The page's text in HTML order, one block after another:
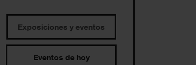
Exposiciones y eventos
Eventos de hoy